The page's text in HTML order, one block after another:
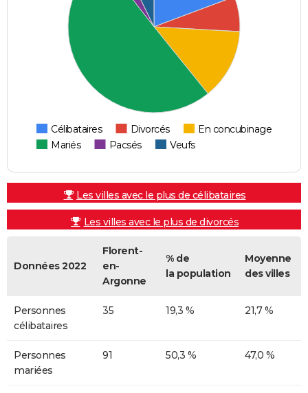
Célibataires Divorcés
En concubinage
Mariés
Pacsés Veufs
Les villes avec le plus de célibataires
Les villes avec le plus de divorcés
Données 2022
Florent-
en-
Argonne
% de
la population
Moyenne
des villes
Personnes
célibataires
35 19,3 % 21,7 %
Personnes
mariées
91 50,3 % 47,0 %